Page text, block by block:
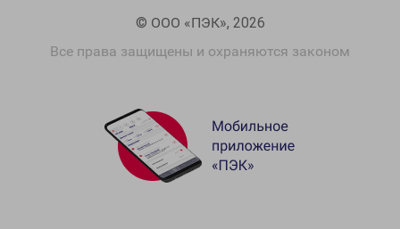
© ООО «ПЭК», 2026
Все права защищены и охраняются законом